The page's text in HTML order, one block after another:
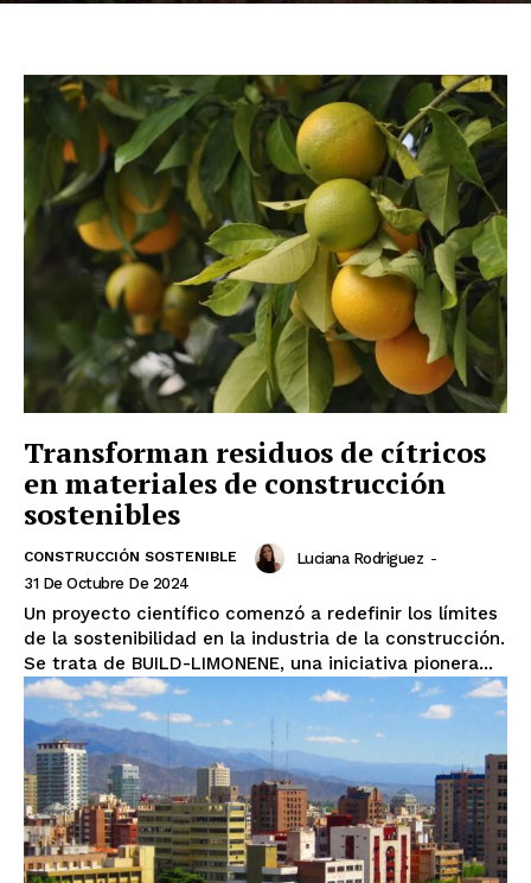
Transforman residuos de cítricos
en materiales de construcción
sostenibles
CONSTRUCCIÓN SOSTENIBLE Luciana Rodriguez -
31 De Octubre De 2024
Un proyecto científico comenzó a redefinir los límites
de la sostenibilidad en la industria de la construcción.
Se trata de BUILD-LIMONENE, una iniciativa pionera...